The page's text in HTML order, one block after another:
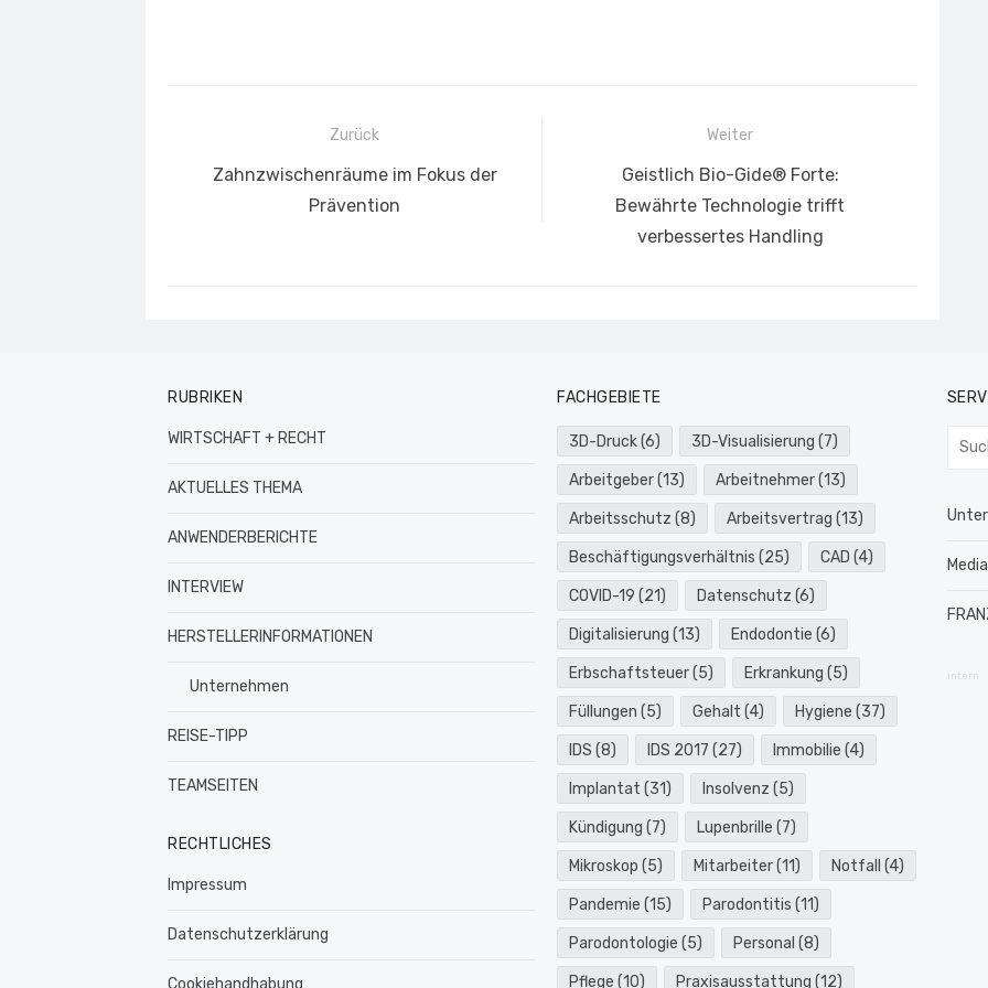
Beitragsnavigation
Zurück
Vorheriger
Zahnzwischenräume im Fokus der
Prävention
Weiter
Nächster
Beitrag:
Geistlich Bio-Gide® Forte:
Bewährte Technologie trifft
verbessertes Handling
RUBRIKEN
WIRTSCHAFT + RECHT
AKTUELLES THEMA
ANWENDERBERICHTE
INTERVIEW
HERSTELLERINFORMATIONEN
Unternehmen
REISE-TIPP
TEAMSEITEN
RECHTLICHES
Impressum
Datenschutzerklärung
FACHGEBIETE
3D-Druck(6) 3D-Visualisierung (7)
Arbeitgeber(13) Arbeitnehmer(13)
Arbeitsschutz (8) Arbeitsvertrag (13)
Beschäftigungsverhältnis (25) CAD (4)
COVID-19 (21) Datenschutz (6)
Digitalisierung (13) Endodontie (6)
Erbschaftsteuer(5) Erkrankung (5)
Füllungen (5) Gehalt (4) Hygiene (37)
IDS (8) IDS 2017 (27) Immobilie (4)
Implantat (31) Insolvenz (5)
Kündigung (7) Lupenbrille (7)
Mikroskop (5) Mitarbeiter(11) Notfall (4)
Pandemie (15) Parodontitis (11)
Parodontologie (5) Personal (8)
Pflege (10) Praxisausstattung (12)
intern